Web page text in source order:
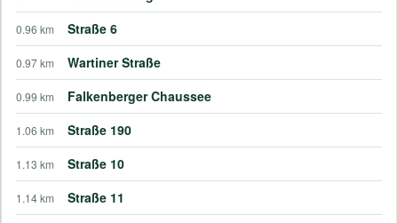
0.96 km Straße 6
0.97 km Wartiner Straße
0.99 km Falkenberger Chaussee
1.06 km Straße 190
1.13 km Straße 10
1.14 km Straße 11